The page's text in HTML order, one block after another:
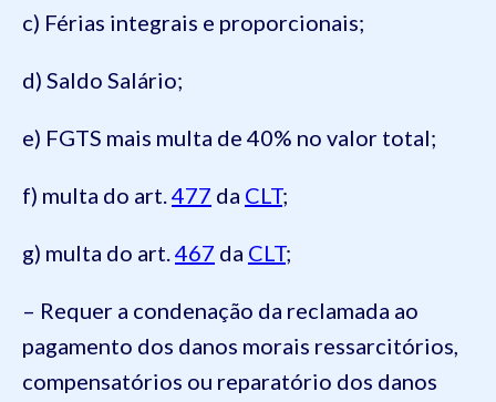
c) Férias integrais e proporcionais;
d) Saldo Salário;
e) FGTS mais multa de 40% no valor total;
f) multa do art.477 da CLT;
g) multa do art.467 da CLT;
– Requer a condenação da reclamada ao
pagamento dos danos morais ressarcitórios,
compensatórios ou reparatório dos danos